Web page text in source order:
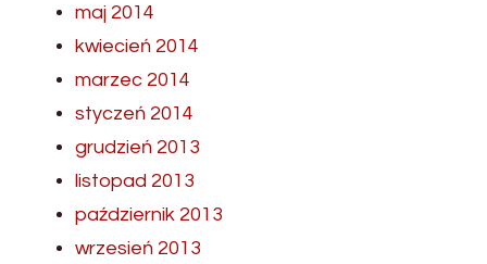
maj 2014
kwiecień 2014
marzec 2014
styczeń 2014
grudzień 2013
listopad 2013
październik 2013
wrzesień 2013